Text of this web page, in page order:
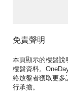
免責聲明
本頁顯示的樓盤說
樓盤資料。
絡放盤者獲取更多
行承擔。